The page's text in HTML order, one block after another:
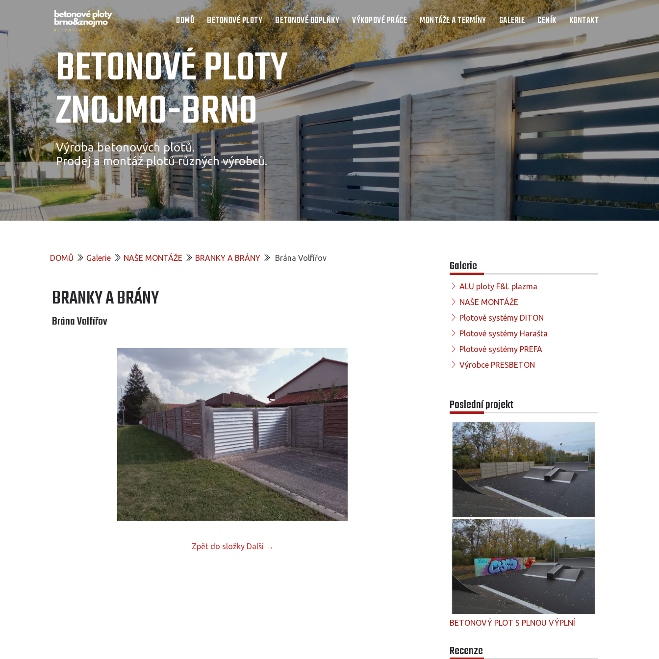
DOMŮ BETONOVÉ PLOTY BETONOVÉ DOPLŇKY VÝKOPOVÉ PRÁCE MONTÁŽE A TERMÍNY GALERIE CENÍK KONTAKT
BETONOVÉ PLOTY
ZNOJMO-BRNO
Výroba betonových plotů.
Prodej a montáž plotů různých výrobců.
DOMŮ Galerie NAŠE MONTÁŽE BRANKY A BRÁNY Brána Volfířov
BRANKY A BRÁNY
Brána Volfířov
Zpět do složky Další →
Galerie
ALU ploty F&L plazma
NAŠE MONTÁŽE
Plotové systémy DITON
Plotové systémy Harašta
Plotové systémy PREFA
Výrobce PRESBETON
Poslední projekt
BETONOVÝ PLOT S PLNOU VÝPLNÍ
Recenze